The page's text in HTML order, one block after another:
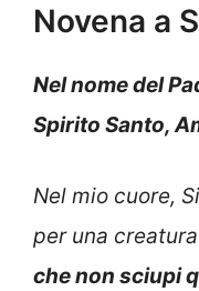
Novena a
Nel nome del
Spirito Santo,
Nel mio cuore,
per una
che non sciupi